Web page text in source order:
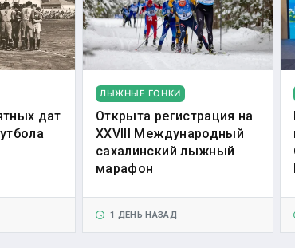
дат
ЛЫЖНЫЕ ГОНКИ
Открыта регистрация на
XXVIII Международный
сахалинский лыжный
марафон
1 ДЕНЬ НАЗАД